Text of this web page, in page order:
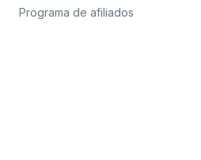
Programa de afiliados